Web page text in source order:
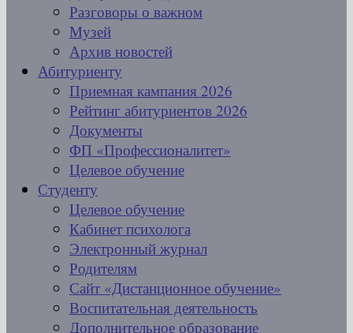
Разговоры о важном
Музей
Архив новостей
Абитуриенту
Приемная кампания 2026
Рейтинг абитуриентов 2026
Документы
ФП «Профессионалитет»
Целевое обучение
Студенту
Целевое обучение
Кабинет психолога
Электронный журнал
Родителям
Сайт «Дистанционное обучение»
Воспитательная деятельность
Дополнительное образование